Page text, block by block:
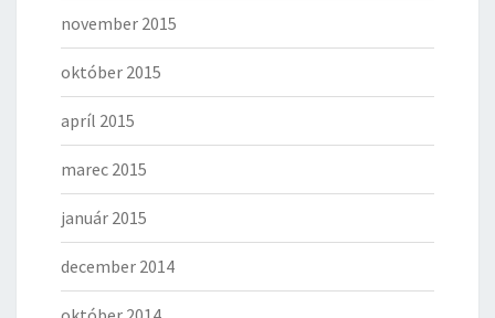
november 2015
október 2015
apríl 2015
marec 2015
január 2015
december 2014